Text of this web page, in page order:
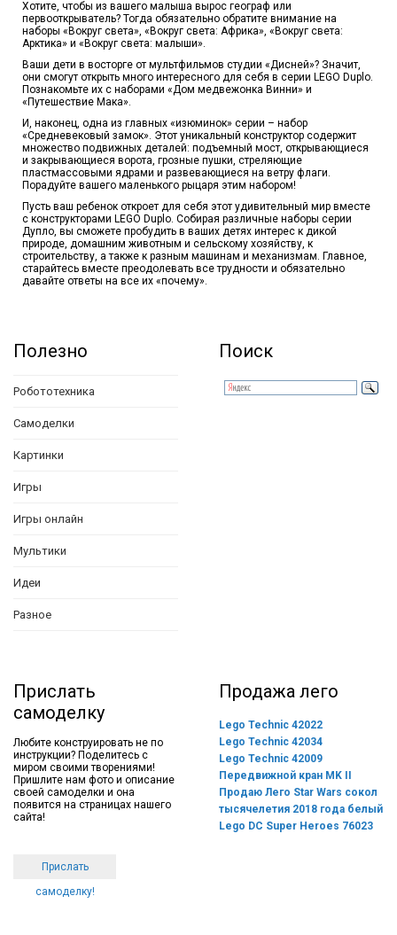
Хотите, чтобы из вашего малыша вырос географ или
первооткрыватель? Тогда обязательно обратите внимание на
наборы «Вокруг света», «Вокруг света: Африка», «Вокруг света:
Арктика» и «Вокруг света: малыши».
Ваши дети в восторге от мультфильмов студии «Дисней»? Значит,
они смогут открыть много интересного для себя в серии LEGO Duplo.
Познакомьте их с наборами «Дом медвежонка Винни» и
«Путешествие Мака».
И, наконец, одна из главных «изюминок» серии – набор
«Средневековый замок». Этот уникальный конструктор содержит
множество подвижных деталей: подъемный мост, открывающиеся
и закрывающиеся ворота, грозные пушки, стреляющие
пластмассовыми ядрами и развевающиеся на ветру флаги.
Порадуйте вашего маленького рыцаря этим набором!
Пусть ваш ребенок откроет для себя этот удивительный мир вместе
с конструкторами LEGO Duplo. Собирая различные наборы серии
Дупло, вы сможете пробудить в ваших детях интерес к дикой
природе, домашним животным и сельскому хозяйству, к
строительству, а также к разным машинам и механизмам. Главное,
старайтесь вместе преодолевать все трудности и обязательно
давайте ответы на все их «почему».
Полезно
Робототехника
Самоделки
Картинки
Игры
Игры онлайн
Мультики
Идеи
Разное
Поиск
Прислать
самоделку
Любите конструировать не по
инструкции? Поделитесь с
миром своими творениями!
Пришлите нам фото и описание
своей самоделки и она
появится на страницах нашего
сайта!
Прислать
самоделку!
Продажа лего
Lego Technic 42022
Lego Technic 42034
Lego Technic 42009
Передвижной кран MK II
Продаю Лего Star Wars сокол
тысячелетия 2018 года белый
Lego DC Super Heroes 76023